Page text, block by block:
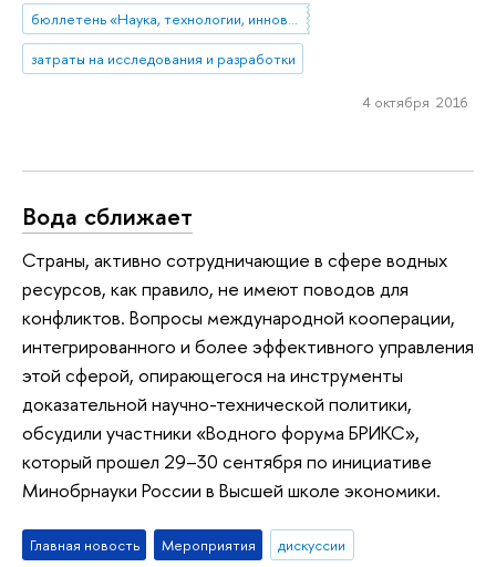
бюллетень «Наука, технологии, инновации»
затраты на исследования и разработки
4 октября 2016
Вода сближает
Страны, активно сотрудничающие в сфере водных
ресурсов, как правило, не имеют поводов для
конфликтов. Вопросы международной кооперации,
интегрированного и более эффективного управления
этой сферой, опирающегося на инструменты
доказательной научно-технической политики,
обсудили участники «Водного форума БРИКС»,
который прошел 29–30 сентября по инициативе
Минобрнауки России в Высшей школе экономики.
Главная новость Мероприятия
дискуссии